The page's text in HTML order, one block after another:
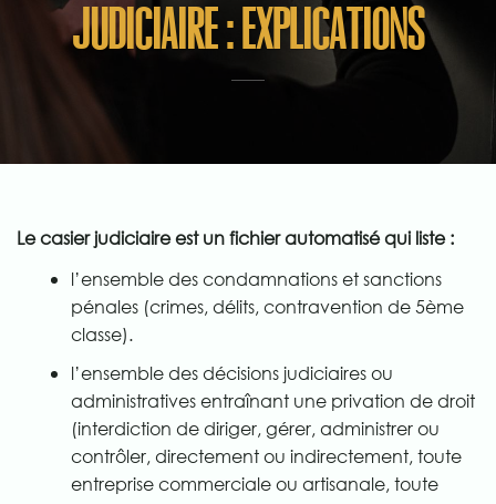
judiciaire : explications
Le casier judiciaire est un fichier automatisé qui liste :
l’ensemble des condamnations et sanctions
pénales (crimes, délits, contravention de 5ème
classe).
l’ensemble des décisions judiciaires ou
administratives entraînant une privation de droit
(interdiction de diriger, gérer, administrer ou
contrôler, directement ou indirectement, toute
entreprise commerciale ou artisanale, toute